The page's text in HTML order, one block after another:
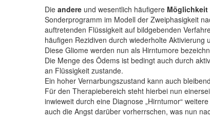
Die andere und wesentlich häufigere Möglichkeit
Sonderprogramm im Modell der Zweiphasigkeit
auftretenden Flüssigkeit auf bildgebenden
häufigen Rezidiven durch wiederholte Aktivierung
Diese Gliome werden nun als Hirntumore
Die Menge des Ödems ist bedingt auch durch
an Flüssigkeit zustande.
Ein hoher Vernarbungszustand kann auch
Für den Therapiebereich steht hierbei nun
inwieweit durch eine Diagnose „Hirntumor“
auch die Angst darüber vorherrschen, was nun